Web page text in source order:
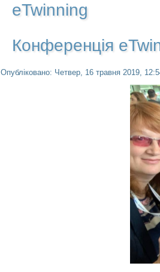
eTwinning
Конференція
Опубліковано: Четвер, 16 травня 2019,